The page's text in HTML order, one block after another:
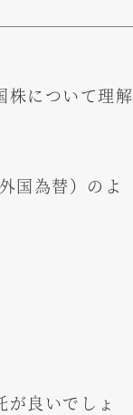
株について理解
国為替）のよ
良いでしょ